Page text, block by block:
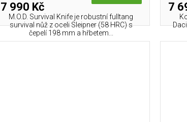
7 990 Kč
M.O.D. Survival Knife je robustní fulltang
survival nůž z oceli Sleipner (58 HRC) s
čepelí 198 mm a hřbetem...
7